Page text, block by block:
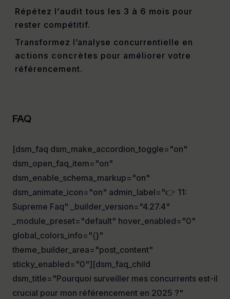
Répétez l’audit tous les 3 à 6 mois pour
rester compétitif.
Transformez l’analyse concurrentielle en
actions concrètes pour améliorer votre
référencement.
FAQ
[dsm_faq dsm_make_accordion_toggle="on"
dsm_open_faq_item="on"
dsm_enable_schema_markup="on"
dsm_animate_icon="on" admin_label="👉 11:
Supreme Faq" _builder_version="4.27.4"
_module_preset="default" hover_enabled="0"
global_colors_info="{}"
theme_builder_area="post_content"
sticky_enabled="0"][dsm_faq_child
dsm_title="Pourquoi surveiller mes concurrents est-il
crucial pour mon référencement en 2025 ?"